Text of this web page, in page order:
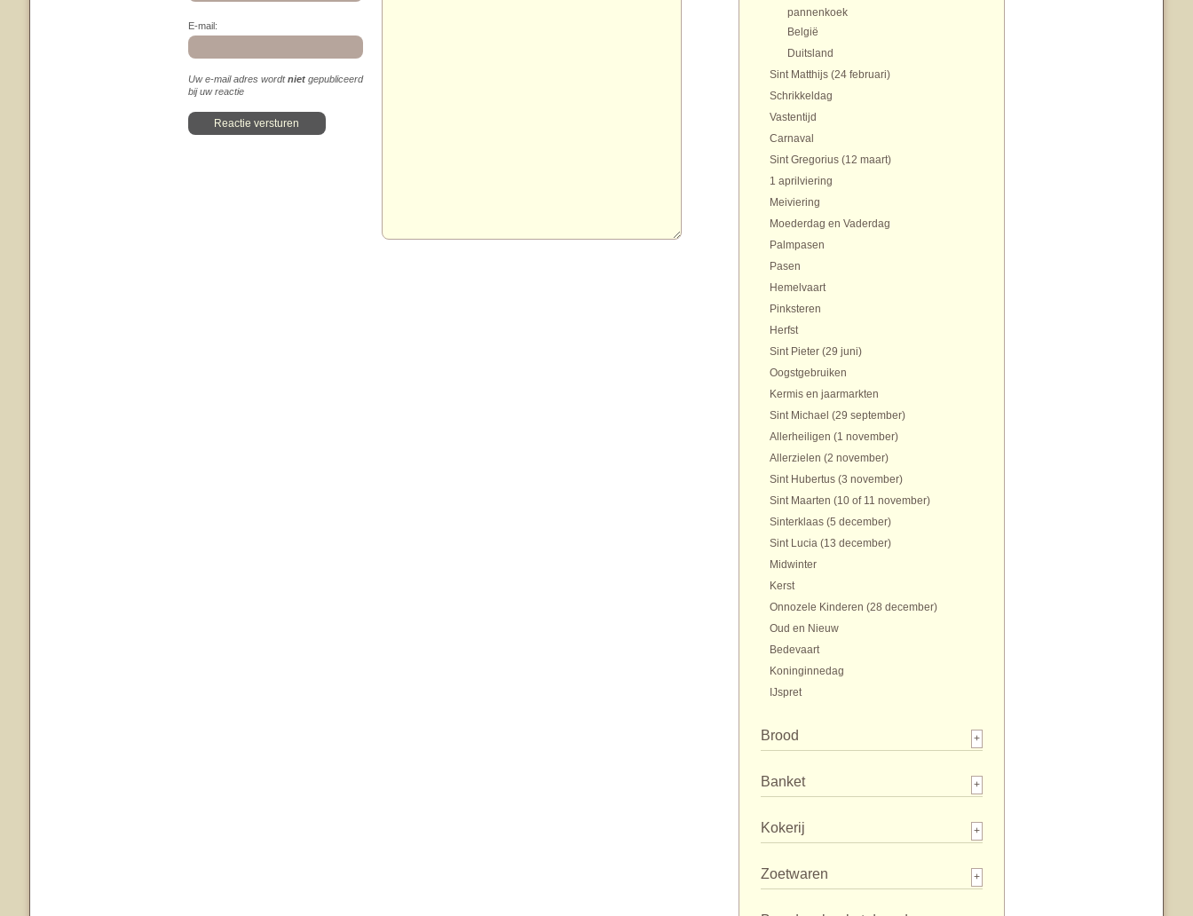
E-mail:
Uw e-mail adres wordtnietgepubliceerd
bij uw reactie
pannenkoek
België
Duitsland
Sint Matthijs (24 februari)
Schrikkeldag
Vastentijd
Carnaval
Sint Gregorius (12 maart)
1 aprilviering
Meiviering
Moederdag en Vaderdag
Palmpasen
Pasen
Hemelvaart
Pinksteren
Herfst
Sint Pieter (29 juni)
Oogstgebruiken
Kermis en jaarmarkten
Sint Michael (29 september)
Allerheiligen (1 november)
Allerzielen (2 november)
Sint Hubertus (3 november)
Sint Maarten (10 of 11 november)
Sinterklaas (5 december)
Sint Lucia (13 december)
Midwinter
Kerst
Onnozele Kinderen (28 december)
Oud en Nieuw
Bedevaart
Koninginnedag
IJspret
Brood +
Banket +
Kokerij +
Zoetwaren +